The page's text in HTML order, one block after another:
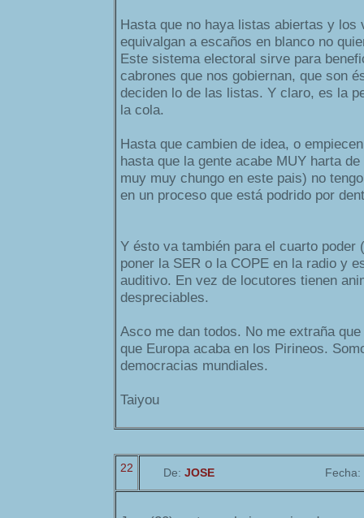
Hasta que no haya listas abiertas y los
equivalgan a escaños en blanco no
Este sistema electoral sirve para
cabrones que nos gobiernan, que son
deciden lo de las listas. Y claro, es la
la cola.
Hasta que cambien de idea, o
hasta que la gente acabe MUY harta
muy muy chungo en este pais) no
en un proceso que está podrido por
Y ésto va también para el cuarto poder
poner la SER o la COPE en la radio y
auditivo. En vez de locutores tienen
despreciables.
Asco me dan todos. No me extraña
que Europa acaba en los Pirineos.
democracias mundiales.
Taiyou
22 De: JOSE Fecha: